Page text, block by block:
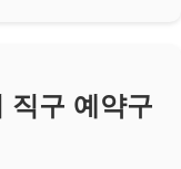
직구 예약구